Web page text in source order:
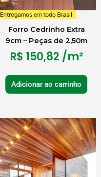
Entregamos em todo Brasil
Forro Cedrinho Extra
9cm – Peças de 2,50m
R$ 150,82 /m²
Adicionar ao carrinho